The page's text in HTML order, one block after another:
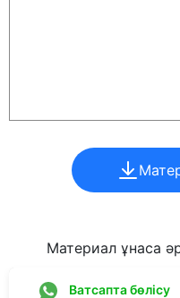
Материал ұнаса
Ватсапта бөлісу